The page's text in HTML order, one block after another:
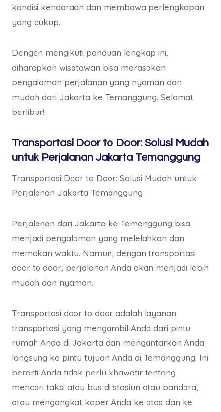
kondisi kendaraan dan membawa perlengkapan
yang cukup.
Dengan mengikuti panduan lengkap ini,
diharapkan wisatawan bisa merasakan
pengalaman perjalanan yang nyaman dan
mudah dari Jakarta ke Temanggung. Selamat
berlibur!
Transportasi Door to Door: Solusi Mudah
untuk Perjalanan Jakarta Temanggung
Transportasi Door to Door: Solusi Mudah untuk
Perjalanan Jakarta Temanggung
Perjalanan dari Jakarta ke Temanggung bisa
menjadi pengalaman yang melelahkan dan
memakan waktu. Namun, dengan transportasi
door to door, perjalanan Anda akan menjadi lebih
mudah dan nyaman.
Transportasi door to door adalah layanan
transportasi yang mengambil Anda dari pintu
rumah Anda di Jakarta dan mengantarkan Anda
langsung ke pintu tujuan Anda di Temanggung. Ini
berarti Anda tidak perlu khawatir tentang
mencari taksi atau bus di stasiun atau bandara,
atau mengangkat koper Anda ke atas dan ke